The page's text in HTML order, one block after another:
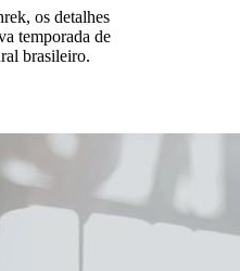
os detalhes
temporada de
brasileiro.